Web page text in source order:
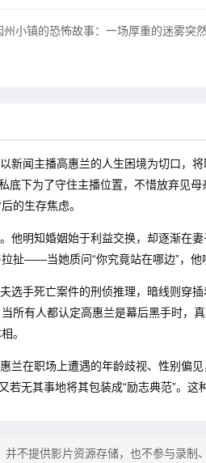
小镇的恐怖故事：一场厚重的迷雾
新闻主播高惠兰的人生困境为切口
下为了守住主播位置，不惜放弃见
的生存焦虑。
他明知婚姻始于利益交换，却逐渐在
扯——当她质问“你究竟站在哪边”，
选手死亡案件的刑侦推理，暗线则穿
所有人都认定高惠兰是幕后黑手时
。
兰在职场上遭遇的年龄歧视、性别偏
若无其事地将其包装成“励志典范”。
并不提供影片资源存储，也不参与录